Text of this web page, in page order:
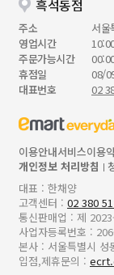
흑석동점
주소
서울
영업시간
주문가능시간
휴점일
08/
대표번호
02
이용안내서비스이용
개인정보 처리방침
대표 : 한채양
고객센터 : 02 380
통신판매업 : 제
사업자등록번호 :
본사 : 서울특별시
입점,제휴문의 :